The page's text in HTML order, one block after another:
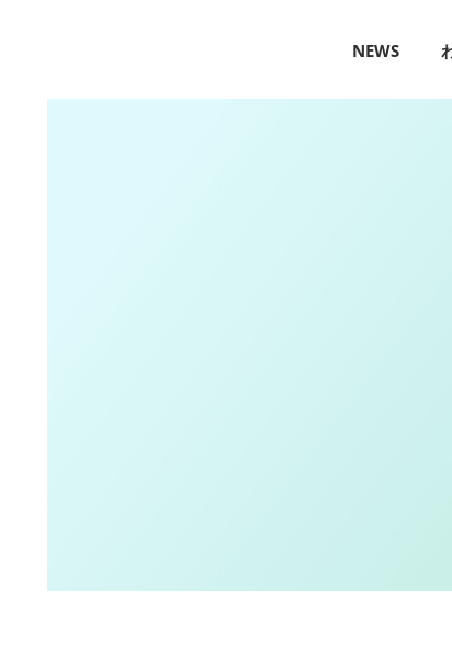
NEWS